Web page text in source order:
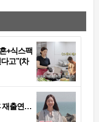
+식스팩
고”(차
재출연…